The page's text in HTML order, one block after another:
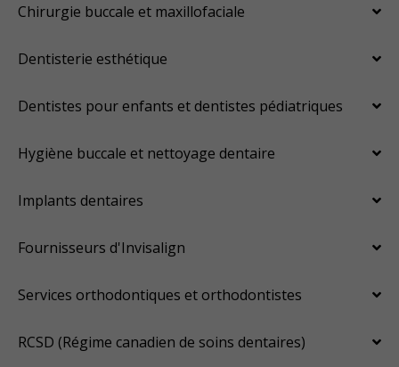
Chirurgie buccale et maxillofaciale
Dentisterie esthétique
Dentistes pour enfants et dentistes pédiatriques
Hygiène buccale et nettoyage dentaire
Implants dentaires
Fournisseurs d'Invisalign
Services orthodontiques et orthodontistes
RCSD (Régime canadien de soins dentaires)